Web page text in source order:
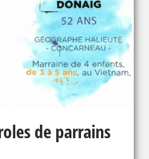
de parrains